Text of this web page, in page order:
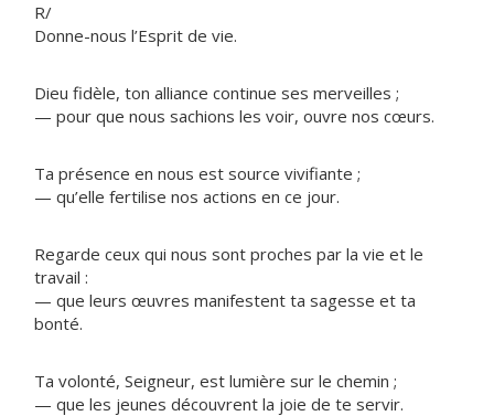
R/
Donne-nous l’Esprit de vie.
Dieu fidèle, ton alliance continue ses merveilles ;
— pour que nous sachions les voir, ouvre nos cœurs.
Ta présence en nous est source vivifiante ;
— qu’elle fertilise nos actions en ce jour.
Regarde ceux qui nous sont proches par la vie et le
travail :
— que leurs œuvres manifestent ta sagesse et ta
bonté.
Ta volonté, Seigneur, est lumière sur le chemin ;
— que les jeunes découvrent la joie de te servir.